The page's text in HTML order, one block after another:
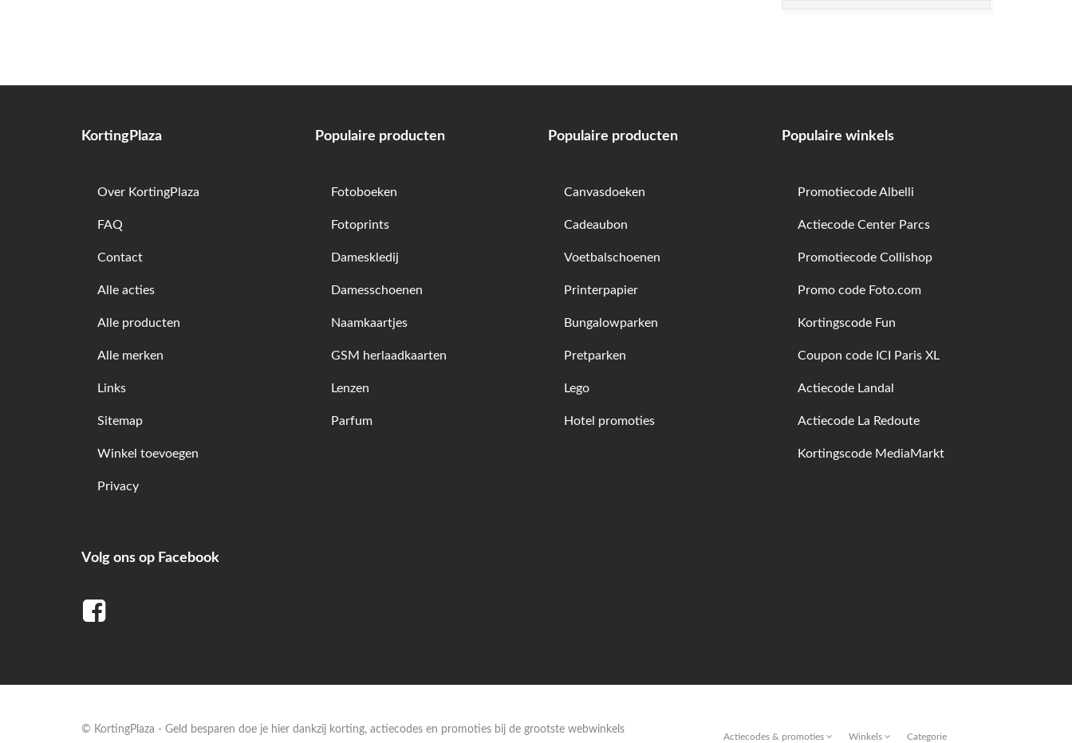
KortingPlaza
Over KortingPlaza
FAQ
Contact
Alle acties
Alle producten
Alle merken
Links
Sitemap
Winkel toevoegen
Privacy
Volg ons op Facebook
Populaire producten
Fotoboeken
Fotoprints
Dameskledij
Damesschoenen
Naamkaartjes
GSM herlaadkaarten
Lenzen
Parfum
Populaire producten
Canvasdoeken
Cadeaubon
Voetbalschoenen
Printerpapier
Bungalowparken
Pretparken
Lego
Hotel promoties
Populaire winkels
Promotiecode Albelli
Actiecode Center Parcs
Promotiecode Collishop
Promo code Foto.com
Kortingscode Fun
Coupon code ICI Paris XL
Actiecode Landal
Actiecode La Redoute
Kortingscode MediaMarkt
© KortingPlaza - Geld besparen doe je hier dankzij korting, actiecodes en promoties bij de grootste webwinkels
Actiecodes & promoties Winkels Categorie